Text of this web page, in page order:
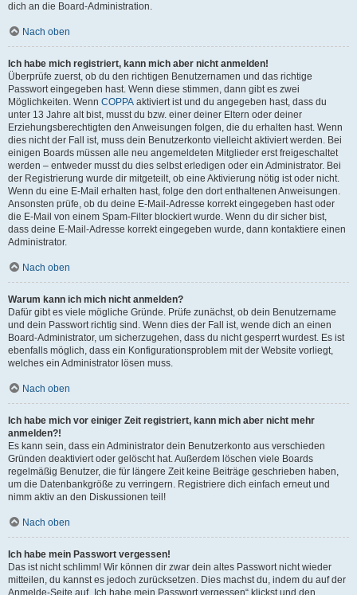
dich an die Board-Administration.
Nach oben
Ich habe mich registriert, kann mich aber nicht anmelden!
Überprüfe zuerst, ob du den richtigen Benutzernamen und das richtige
Passwort eingegeben hast. Wenn diese stimmen, dann gibt es zwei
Möglichkeiten. Wenn COPPA aktiviert ist und du angegeben hast, dass du
unter 13 Jahre alt bist, musst du bzw. einer deiner Eltern oder deiner
Erziehungsberechtigten den Anweisungen folgen, die du erhalten hast. Wenn
dies nicht der Fall ist, muss dein Benutzerkonto vielleicht aktiviert werden. Bei
einigen Boards müssen alle neu angemeldeten Mitglieder erst freigeschaltet
werden – entweder musst du dies selbst erledigen oder ein Administrator. Bei
der Registrierung wurde dir mitgeteilt, ob eine Aktivierung nötig ist oder nicht.
Wenn du eine E-Mail erhalten hast, folge den dort enthaltenen Anweisungen.
Ansonsten prüfe, ob du deine E-Mail-Adresse korrekt eingegeben hast oder
die E-Mail von einem Spam-Filter blockiert wurde. Wenn du dir sicher bist,
dass deine E-Mail-Adresse korrekt eingegeben wurde, dann kontaktiere einen
Administrator.
Nach oben
Warum kann ich mich nicht anmelden?
Dafür gibt es viele mögliche Gründe. Prüfe zunächst, ob dein Benutzername
und dein Passwort richtig sind. Wenn dies der Fall ist, wende dich an einen
Board-Administrator, um sicherzugehen, dass du nicht gesperrt wurdest. Es ist
ebenfalls möglich, dass ein Konfigurationsproblem mit der Website vorliegt,
welches ein Administrator lösen muss.
Nach oben
Ich habe mich vor einiger Zeit registriert, kann mich aber nicht mehr
anmelden?!
Es kann sein, dass ein Administrator dein Benutzerkonto aus verschieden
Gründen deaktiviert oder gelöscht hat. Außerdem löschen viele Boards
regelmäßig Benutzer, die für längere Zeit keine Beiträge geschrieben haben,
um die Datenbankgröße zu verringern. Registriere dich einfach erneut und
nimm aktiv an den Diskussionen teil!
Nach oben
Ich habe mein Passwort vergessen!
Das ist nicht schlimm! Wir können dir zwar dein altes Passwort nicht wieder
mitteilen, du kannst es jedoch zurücksetzen. Dies machst du, indem du auf der
Anmelde-Seite auf „Ich habe mein Passwort vergessen“ klickst und den